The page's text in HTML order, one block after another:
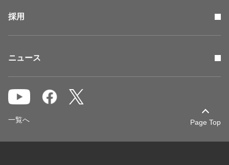
採用
ニュース
Page Top
一覧へ